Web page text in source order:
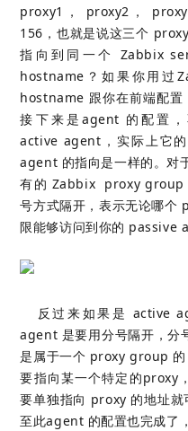
proxy1， proxy2，
156，也就是说这三个
指向到同一个 Zabbix
hostname？如果你用过
hostname 跟你在前端配
接下来是agent 的配置
active agent，实际上它
agent 的指向是一样的。对
有的 Zabbix proxy group
号方式隔开，表示无论哪个
限能够访问到你的 passive
反过来如果是 active
agent 是要用分号隔开，分
是属于一个 proxy group 的
要指向某一个特定的proxy
要单独指向 proxy 的地址就
至此agent 的配置也完成了